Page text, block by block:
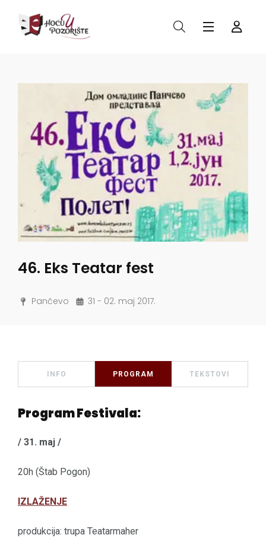
46. Eks Teatar fest
Pančevo 31 - 02. maj 2017.
INFO PROGRAM TEKSTOVI
Program Festivala:
/ 31. maj /
20h (Štab Pogon)
IZLAŽENJE
produkcija: trupa Teatarmaher